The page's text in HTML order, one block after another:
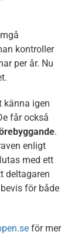
kontroller
per år. Nu
känna igen
får också
.
enligt
med ett
deltagaren
för både
för mer